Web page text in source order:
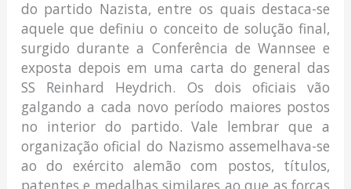
do partido Nazista, entre os quais destaca-se
aquele que definiu o conceito de solução final,
surgido durante a Conferência de Wannsee e
exposta depois em uma carta do general das
SS Reinhard Heydrich. Os dois oficiais vão
galgando a cada novo período maiores postos
no interior do partido. Vale lembrar que a
organização oficial do Nazismo assemelhava-se
ao do exército alemão com postos, títulos,
patentes e medalhas similares ao que as forças